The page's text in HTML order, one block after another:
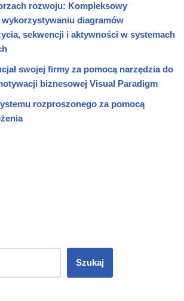
rozwoju: Kompleksowy
diagramów
sekwencji i aktywności w systemach
swojej firmy za pomocą narzędzia do
biznesowej Visual Paradigm
rozproszonego za pomocą
Szukaj